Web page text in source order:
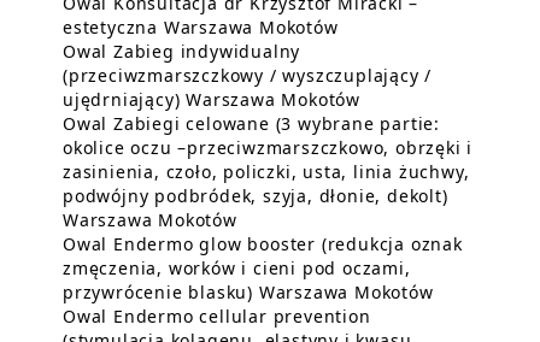
estetyczna Warszawa MokotówDowiedz się więcej o
Owal Zabieg indywidualny
(przeciwzmarszczkowy / wyszczuplający /
ujędrniający) Warszawa Mokotów
Owal Zabiegi celowane (3 wybrane partie:
okolice oczu –przeciwzmarszczkowo, obrzęki i
zasinienia, czoło, policzki, usta, linia żuchwy,
podwójny podbródek, szyja, dłonie, dekolt)
Warszawa MokotówDowiedz się więcej o Owal
Owal Endermo glow booster (redukcja oznak
zmęczenia, worków i cieni pod oczami,
przywrócenie blasku) Warszawa MokotówDowiedz
Owal Endermo cellular prevention